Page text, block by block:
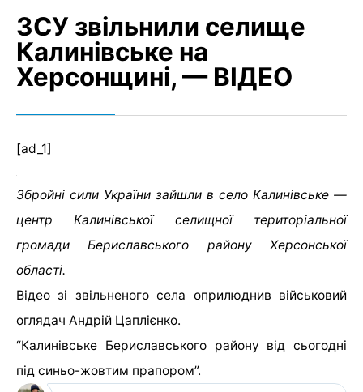
ЗСУ звільнили селище
Калинівське на
Херсонщині, — ВІДЕО
[ad_1]
Збройні сили України зайшли в село Калинівське —
центр Калинівської селищної територіальної
громади Бериславського району Херсонської
області.
Відео зі звільненого села оприлюднив військовий
оглядач Андрій Цаплієнко.
“Калинівське Бериславського району від сьогодні
під синьо-жовтим прапором”.